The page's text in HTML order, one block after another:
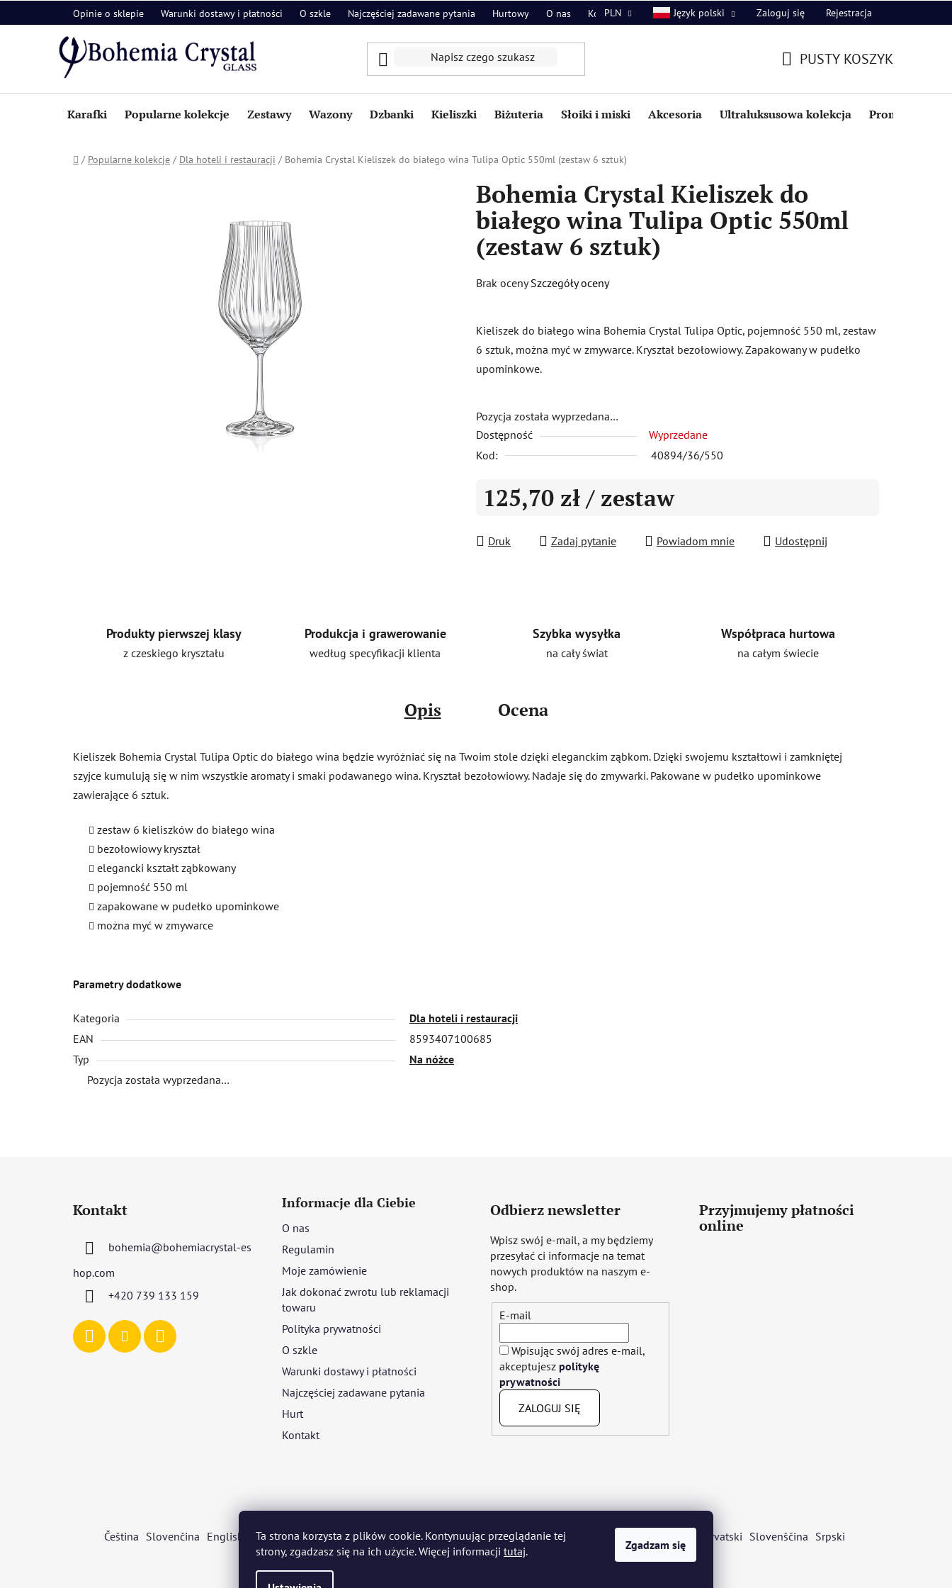
Ta strona korzysta z plików cookie. Kontynuując przeglądanie tej
strony, zgadzasz się na ich użycie. Więcej informacji tutaj. Zgadzam się
do
Opinie o sklepie Warunki dostawy i płatności O szkle Najczęściej zadawane pytania Hurtowy O nas Kontakt
PLN Język polski Zaloguj się Rejestracja
PUSTY KOSZYK
Karafki Popularne kolekcje Zestawy Wazony Dzbanki Kieliszki Biżuteria Słoiki i miski Akcesoria Ultraluksusowa kolekcja Promocje i
Home
/ Popularne kolekcje / Dla hoteli i restauracji / Bohemia Crystal Kieliszek do białego wina Tulipa Optic 550ml (zestaw 6 sztuk)
Bohemia Crystal Kieliszek do
białego wina Tulipa Optic 550ml
(zestaw 6 sztuk)
Średnia
wynosi
0,0
na
gwiazdek.
Brak oceny Szczegóły oceny
Kieliszek do białego wina Bohemia Crystal Tulipa Optic, pojemność 550 ml, zestaw
6 sztuk, można myć w zmywarce. Kryształ bezołowiowy. Zapakowany w pudełko
upominkowe.
Pozycja została wyprzedana…
Dostępność
Wyprzedane
Kod:
40894/36/550
125,70 zł / zestaw
Druk
Zadaj pytanie Powiadom mnie Udostępnij
Produkty pierwszej klasy
z czeskiego kryształu
Produkcja i grawerowanie
według specyfikacji klienta
Szybka wysyłka
na cały świat
Współpraca hurtowa
na całym świecie
Opis Ocena
Kieliszek Bohemia Crystal Tulipa Optic do białego wina będzie wyróżniać się na Twoim stole dzięki eleganckim ząbkom. Dzięki swojemu kształtowi i zamkniętej
szyjce kumulują się w nim wszystkie aromaty i smaki podawanego wina. Kryształ bezołowiowy. Nadaje się do zmywarki. Pakowane w pudełko upominkowe
zawierające 6 sztuk.
zestaw 6 kieliszków do białego wina
bezołowiowy kryształ
elegancki kształt ząbkowany
pojemność 550 ml
zapakowane w pudełko upominkowe
można myć w zmywarce
Parametry dodatkowe
Kategoria
Dla hoteli i restauracji
EAN
8593407100685
Typ
Na nóżce
Pozycja została wyprzedana…
Kontakt
bohemia@bohemiacrystal-es
hop.com
+420 739 133 159
Informacje dla Ciebie
O nas
Regulamin
Moje zamówienie
Jak dokonać zwrotu lub reklamacji
towaru
Polityka prywatności
O szkle
Warunki dostawy i płatności
Najczęściej zadawane pytania
Hurt
Kontakt
Odbierz newsletter
Wpisz swój e-mail, a my będziemy
przesyłać ci informacje na temat
nowych produktów na naszym e-
shop.
E-mail
Wpisując swój adres e-mail,
akceptujesz politykę
prywatności
ZALOGUJ SIĘ
Przyjmujemy płatności
online
Čeština Slovenčina English Deutsch Magyar Język polski Română Italiano Español Français Hrvatski Slovenščina Srpski
Nederlands Українська Ελληνικά